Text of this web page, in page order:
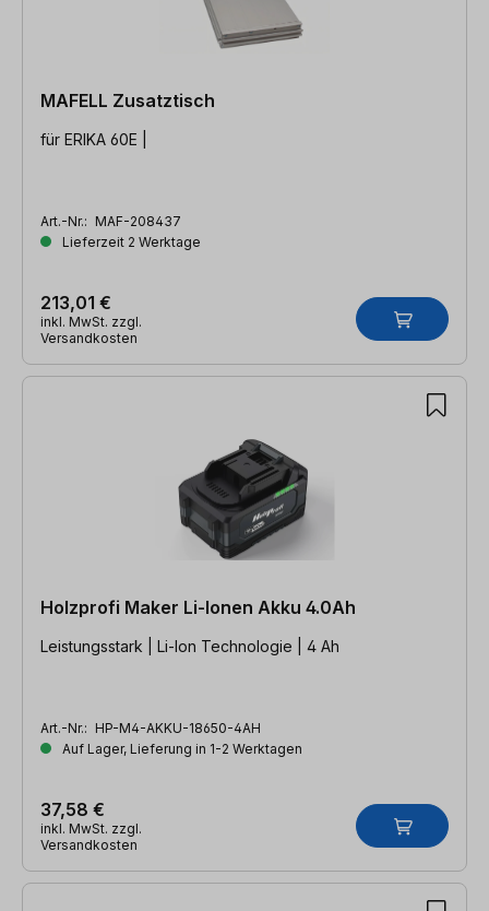
MAFELL Zusatztisch
für ERIKA 60E |
Art.-Nr.: MAF-208437
Lieferzeit 2 Werktage
213,01 €
inkl. MwSt. zzgl.
Versandkosten
Holzprofi Maker Li-Ionen Akku 4.0Ah
Leistungsstark | Li-Ion Technologie | 4 Ah
Art.-Nr.: HP-M4-AKKU-18650-4AH
Auf Lager, Lieferung in 1-2 Werktagen
37,58 €
inkl. MwSt. zzgl.
Versandkosten